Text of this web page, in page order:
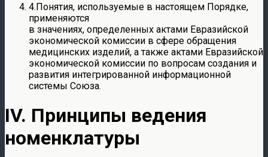
4.Понятия, используемые в настоящем Порядке,
применяются
в значениях, определенных актами Евразийской
экономической комиссии в сфере обращения
медицинских изделий, а также актами Евразийской
экономической комиссии по вопросам создания и
развития интегрированной информационной
системы Союза.
IV. Принципы ведения
номенклатуры